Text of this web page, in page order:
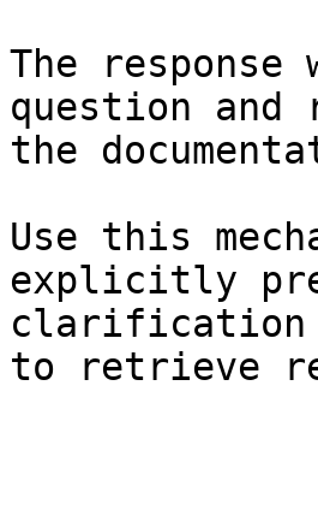
The
question and
the
Use this
explicitly
clarification